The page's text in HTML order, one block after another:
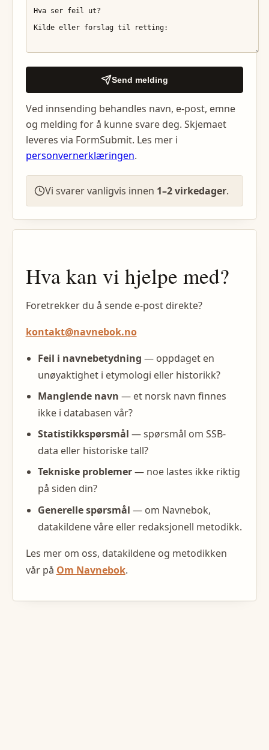
Send melding
Ved innsending behandles navn, e-post, emne
og melding for å kunne svare deg. Skjemaet
leveres via FormSubmit. Les mer i
personvernerklæringen.
Vi svarer vanligvis innen 1–2 virkedager.
Hva kan vi hjelpe med?
Foretrekker du å sende e-post direkte?
kontakt@navnebok.no
Feil i navnebetydning — oppdaget en
unøyaktighet i etymologi eller historikk?
Manglende navn — et norsk navn finnes
ikke i databasen vår?
Statistikkspørsmål — spørsmål om SSB-
data eller historiske tall?
Tekniske problemer— noe lastes ikke riktig
på siden din?
Generelle spørsmål — om Navnebok,
datakildene våre eller redaksjonell metodikk.
Les mer om oss, datakildene og metodikken
vår på Om Navnebok.